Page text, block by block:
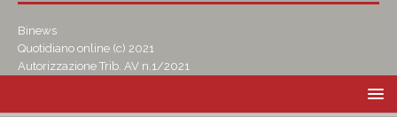
Binews
Quotidiano online (c) 2021
Autorizzazione Trib. AV n.1/2021